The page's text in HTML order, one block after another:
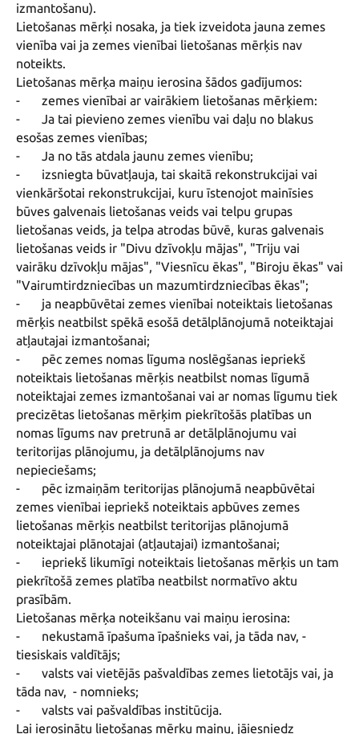
izmantošanu).
Lietošanas mērķi nosaka, ja tiek izveidota jauna zemes
vienība vai ja zemes vienībai lietošanas mērķis nav
noteikts.
Lietošanas mērķa maiņu ierosina šādos gadījumos:
-	zemes vienībai ar vairākiem lietošanas mērķiem:
-	Ja tai pievieno zemes vienību vai daļu no blakus
esošas zemes vienības;
-	Ja no tās atdala jaunu zemes vienību;
-	izsniegta būvatļauja, tai skaitā rekonstrukcijai vai
vienkāršotai rekonstrukcijai, kuru īstenojot mainīsies
būves galvenais lietošanas veids vai telpu grupas
lietošanas veids, ja telpa atrodas būvē, kuras galvenais
lietošanas veids ir "Divu dzīvokļu mājas", "Triju vai
vairāku dzīvokļu mājas", "Viesnīcu ēkas", "Biroju ēkas" vai
"Vairumtirdzniecības un mazumtirdzniecības ēkas";
-	ja neapbūvētai zemes vienībai noteiktais lietošanas
mērķis neatbilst spēkā esošā detālplānojumā noteiktajai
atļautajai izmantošanai;
-	pēc zemes nomas līguma noslēgšanas iepriekš
noteiktais lietošanas mērķis neatbilst nomas līgumā
noteiktajai zemes izmantošanai vai ar nomas līgumu tiek
precizētas lietošanas mērķim piekrītošās platības un
nomas līgums nav pretrunā ar detālplānojumu vai
teritorijas plānojumu, ja detālplānojums nav
nepieciešams;
-	pēc izmaiņām teritorijas plānojumā neapbūvētai
zemes vienībai iepriekš noteiktais apbūves zemes
lietošanas mērķis neatbilst teritorijas plānojumā
noteiktajai plānotajai (atļautajai) izmantošanai;
-	iepriekš likumīgi noteiktais lietošanas mērķis un tam
piekrītošā zemes platība neatbilst normatīvo aktu
prasībām.
Lietošanas mērķa noteikšanu vai maiņu ierosina:
-	nekustamā īpašuma īpašnieks vai, ja tāda nav, -
tiesiskais valdītājs;
-	valsts vai vietējās pašvaldības zemes lietotājs vai, ja
tāda nav,  - nomnieks;
-	valsts vai pašvaldības institūcija.
Lai ierosinātu lietošanas mērķu maiņu, jāiesniedz